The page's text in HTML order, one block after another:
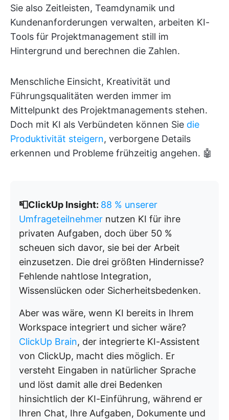
Sie also Zeitleisten, Teamdynamik und
Kundenanforderungen verwalten, arbeiten KI-
Tools für Projektmanagement still im
Hintergrund und berechnen die Zahlen.
Menschliche Einsicht, Kreativität und
Führungsqualitäten werden immer im
Mittelpunkt des Projektmanagements stehen.
Doch mit KI als Verbündeten können Sie die
Produktivität steigern, verborgene Details
erkennen und Probleme frühzeitig angehen. 🤖
📮ClickUp Insight: 88 % unserer
Umfrageteilnehmer nutzen KI für ihre
privaten Aufgaben, doch über 50 %
scheuen sich davor, sie bei der Arbeit
einzusetzen. Die drei größten Hindernisse?
Fehlende nahtlose Integration,
Wissenslücken oder Sicherheitsbedenken.
Aber was wäre, wenn KI bereits in Ihrem
Workspace integriert und sicher wäre?
ClickUp Brain, der integrierte KI-Assistent
von ClickUp, macht dies möglich. Er
versteht Eingaben in natürlicher Sprache
und löst damit alle drei Bedenken
hinsichtlich der KI-Einführung, während er
Ihren Chat, Ihre Aufgaben, Dokumente und